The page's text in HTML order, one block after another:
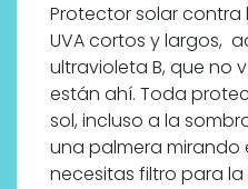
Protector solar contra
UVA cortos y largos,
ultravioleta B, que no
están ahí. Toda
sol, incluso a la
una palmera mirando
necesitas filtro para la